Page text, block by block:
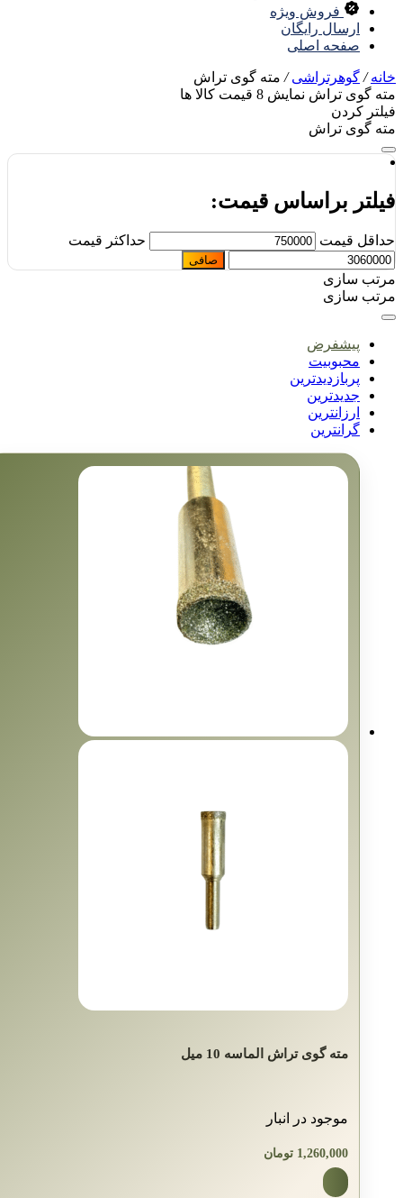
فروش ویژه
ارسال رایگان
صفحه اصلی
/گوهرتراشی/ مته گوی تراش
گوی تراشنمایش 8 قیمت کالا ها
کردن
گوی تراش
براساس قیمت:
قیمت حداكثر قيمت
صافی
سازی
سازی
پیشفرض
محبوبیت
پربازدیدترین
جدیدترین
ارزانترین
گرانترین
مته گوی‌ تراش الماسه 10 میل
موجود در انبار
1,260,000 تومان